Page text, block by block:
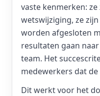
vaste kenmerken:
wetswijziging, ze
worden afgesloten
resultaten gaan
team. Het
medewerkers dat
Dit werkt voor het